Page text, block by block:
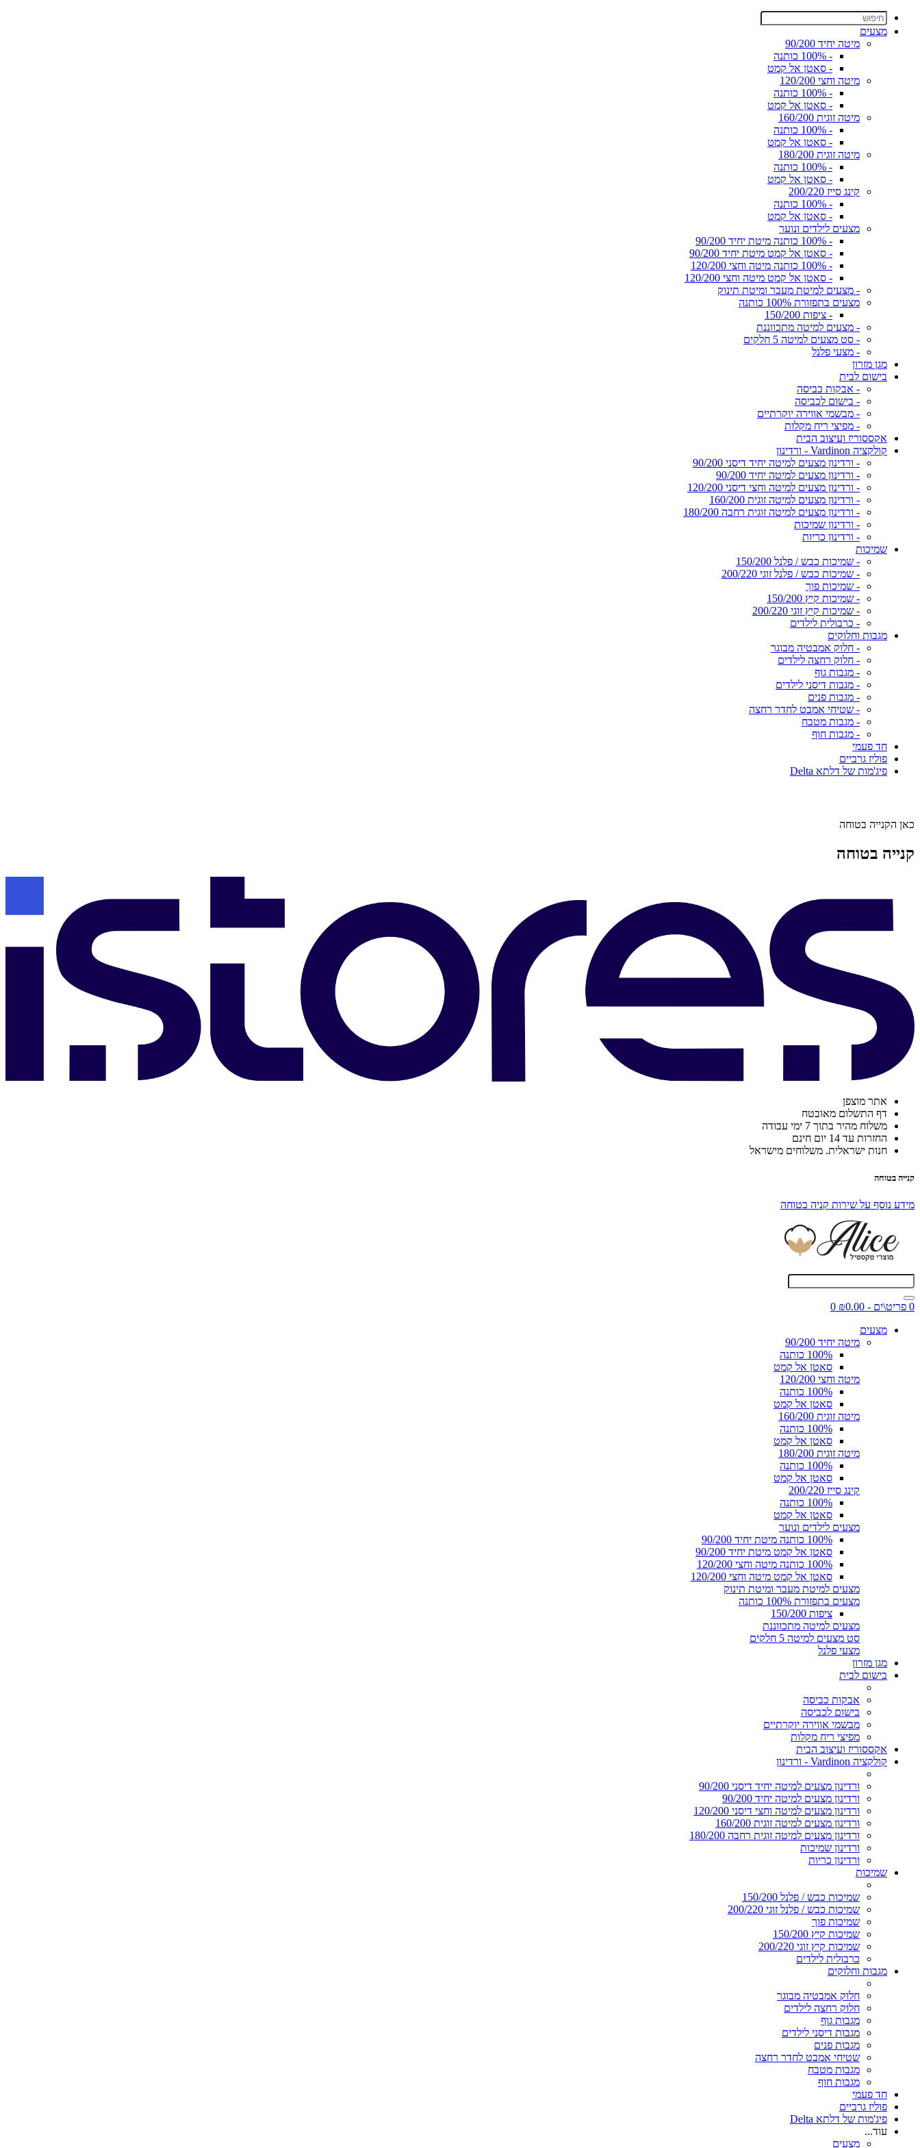
מצעים
מיטה יחיד 90/200
- 100% כותנה
- סאטן אל קמט
מיטה וחצי 120/200
- 100% כותנה
- סאטן אל קמט
מיטה זוגית 160/200
- 100% כותנה
- סאטן אל קמט
מיטה זוגית 180/200
- 100% כותנה
- סאטן אל קמט
קינג סייז 200/220
- 100% כותנה
- סאטן אל קמט
מצעים לילדים ונוער
- 100% כותנה מיטת יחיד 90/200
- סאטן אל קמט מיטת יחיד 90/200
- 100% כותנה מיטה וחצי 120/200
- סאטן אל קמט מיטה וחצי 120/200
- מצעים למיטת מעבר ומיטת תינוק
מצעים בתפזורת 100% כותנה
- ציפות 150/200
- מצעים למיטה מתכווננת
- סט מצעים למיטה 5 חלקים
- מצעי פלנל
מגן מזרון
בישום לבית
- אבקות כביסה
- בישום לכביסה
- מבשמי אווירה יוקרתיים
- מפיצי ריח מקלות
אקססוריז ועיצוב הבית
קולקציה Vardinon - ורדינון
- ורדינון מצעים למיטה יחיד דיסני 90/200
- ורדינון מצעים למיטה יחיד 90/200
- ורדינון מצעים למיטה וחצי דיסני 120/200
- ורדינון מצעים למיטה זוגית 160/200
- ורדינון מצעים למיטה זוגית רחבה 180/200
- ורדינון שמיכות
- ורדינון כריות
שמיכות
- שמיכות כבש / פלנל 150/200
- שמיכות כבש / פלנל זוגי 200/220
- שמיכות פוך
- שמיכות קיץ 150/200
- שמיכות קיץ זוגי 200/220
- כרבולית לילדים
מגבות וחלוקים
- חלוק אמבטיה מבוגר
- חלוק רחצה לילדים
- מגבות גוף
- מגבות דיסני לילדים
- מגבות פנים
- שטיחי אמבט לחדר רחצה
- מגבות מטבח
- מגבות חוף
חד פעמי
פוליז גרביים
פיג'מות של דלתא Delta
כאן הקנייה בטוחה
קנייה בטוחה
אתר מוצפן
דף התשלום מאובטח
משלוח מהיר בתוך 7 ימי עבודה
החזרות עד 14 יום חינם
חנות ישראלית. משלוחים מישראל
קנייה בטוחה
מידע נוסף על שירות קניה בטוחה
0 פריט\ים - ₪0.00
0
מצעים
מיטה יחיד 90/200
100% כותנה
סאטן אל קמט
מיטה וחצי 120/200
100% כותנה
סאטן אל קמט
מיטה זוגית 160/200
100% כותנה
סאטן אל קמט
מיטה זוגית 180/200
100% כותנה
סאטן אל קמט
קינג סייז 200/220
100% כותנה
סאטן אל קמט
מצעים לילדים ונוער
100% כותנה מיטת יחיד 90/200
סאטן אל קמט מיטת יחיד 90/200
100% כותנה מיטה וחצי 120/200
סאטן אל קמט מיטה וחצי 120/200
מצעים למיטת מעבר ומיטת תינוק
מצעים בתפזורת 100% כותנה
ציפות 150/200
מצעים למיטה מתכווננת
סט מצעים למיטה 5 חלקים
מצעי פלנל
מגן מזרון
בישום לבית
אבקות כביסה
בישום לכביסה
מבשמי אווירה יוקרתיים
מפיצי ריח מקלות
אקססוריז ועיצוב הבית
קולקציה Vardinon - ורדינון
ורדינון מצעים למיטה יחיד דיסני 90/200
ורדינון מצעים למיטה יחיד 90/200
ורדינון מצעים למיטה וחצי דיסני 120/200
ורדינון מצעים למיטה זוגית 160/200
ורדינון מצעים למיטה זוגית רחבה 180/200
ורדינון שמיכות
ורדינון כריות
שמיכות
שמיכות כבש / פלנל 150/200
שמיכות כבש / פלנל זוגי 200/220
שמיכות פוך
שמיכות קיץ 150/200
שמיכות קיץ זוגי 200/220
כרבולית לילדים
מגבות וחלוקים
חלוק אמבטיה מבוגר
חלוק רחצה לילדים
מגבות גוף
מגבות דיסני לילדים
מגבות פנים
שטיחי אמבט לחדר רחצה
מגבות מטבח
מגבות חוף
חד פעמי
פוליז גרביים
פיג'מות של דלתא Delta
עוד...
מצעים